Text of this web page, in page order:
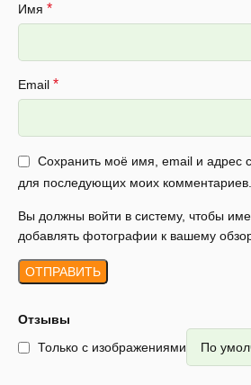
Отзывы
Только с изображениями
Имя *
Email *
Сохранить моё имя, email и адрес
для последующих моих комментариев.
Вы должны войти в систему, чтобы
добавлять фотографии к вашему